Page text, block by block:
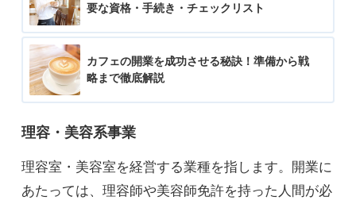
要な資格・手続き・チェックリスト
カフェの開業を成功させる秘訣！準備から戦
略まで徹底解説
理容・美容系事業
理容室・美容室を経営する業種を指します。開業に
あたっては、理容師や美容師免許を持った人間が必